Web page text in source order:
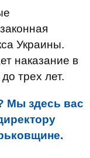
Украины.
наказание в
трех лет.
Мы здесь вас